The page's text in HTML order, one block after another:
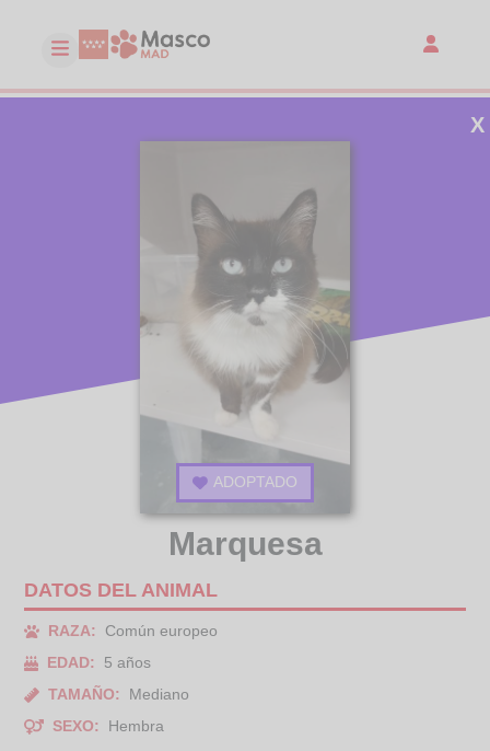
ADOPTADO
X
Marquesa
DATOS DEL ANIMAL
RAZA:
Común europeo
EDAD:
5 años
TAMAÑO:
Mediano
SEXO:
Hembra